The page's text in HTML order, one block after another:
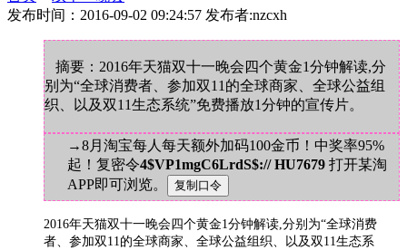
发布时间：2016-09-02 09:24:57 发布者:nzcxh
摘要：2016年天猫双十一晚会四个黄金1分钟解读,分
别为“全球消费者、参加双11的全球商家、全球公益组
织、以及双11生态系统”免费播放1分钟的宣传片。
→8月淘宝每人每天额外加码100金币！中奖率95%
起！复密令4$VP1mgC6LrdS$:// HU7679 打开某淘
APP即可浏览。
2016年天猫双十一晚会四个黄金1分钟解读,分别为“全球消费
者、参加双11的全球商家、全球公益组织、以及双11生态系